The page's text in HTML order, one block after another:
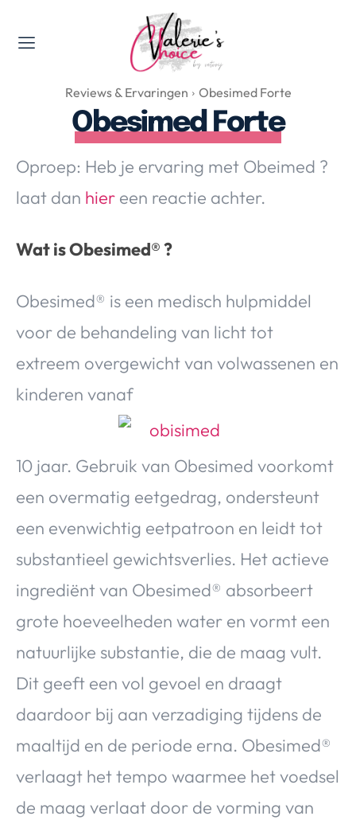
Valerie's Topics
Travel & Culture
Food & Drinks
Lifestyle, Sport & Duurzaamheid
Gadgets & Tech
Health & Beauty
Nieuws & Media
Over Valerie
De Top 5
VALERIE'S CHOICE
Health & Beauty
Travel
Lifestyle
Reviews & Ervaringen Obesimed Forte
Obesimed Forte
Oproep: Heb je ervaring met Obeimed ?
laat dan hier een reactie achter.
Wat is Obesimed® ?
Obesimed® is een medisch hulpmiddel
voor de behandeling van licht tot
extreem overgewicht van volwassenen en
kinderen vanaf
10 jaar. Gebruik van Obesimed voorkomt
een overmatig eetgedrag, ondersteunt
een evenwichtig eetpatroon en leidt tot
substantieel gewichtsverlies. Het actieve
ingrediënt van Obesimed® absorbeert
grote hoeveelheden water en vormt een
natuurlijke substantie, die de maag vult.
Dit geeft een vol gevoel en draagt
daardoor bij aan verzadiging tijdens de
maaltijd en de periode erna. Obesimed®
verlaagt het tempo waarmee het voedsel
de maag verlaat door de vorming van